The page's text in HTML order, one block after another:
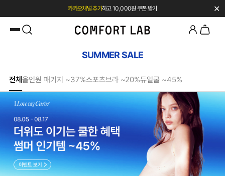
카카오채널 추가하고 10,000원 쿠폰 받기
첫 구매 전용 혜택 l 베스트셀러 50% OFF
✕
SUMMER SALE
전체올인원 패키지 ~37%스포츠브라 ~20%듀얼쿨 ~45%